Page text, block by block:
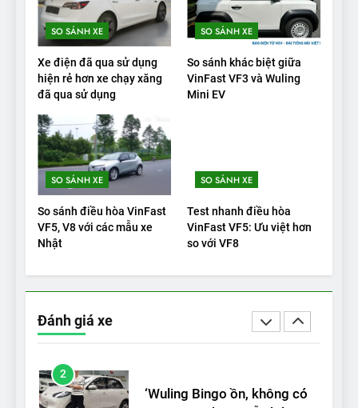
SO SÁNH XE
Xe điện đã qua sử dụng
hiện rẻ hơn xe chạy xăng
đã qua sử dụng
SO SÁNH XE
So sánh khác biệt giữa
VinFast VF3 và Wuling
Mini EV
SO SÁNH XE
So sánh điều hòa VinFast
VF5, V8 với các mẫu xe
Nhật
SO SÁNH XE
Test nhanh điều hòa
VinFast VF5: Ưu việt hơn
so với VF8
Đánh giá xe
tầm giá?
ĐÁNH GIÁ XE
20
Đánh giá: Người đam mê xe
điện Hyundai Ioniq 5 N 2025
1
Xe tốt nhất để mua năm
2025: Green Car Reports
nêu tên 5 người vào chung
kết – Mỹ
ĐÁNH GIÁ XE
‘Wuling Bingo ồn, không có
trạm sạc, nhưng vẫn bán
được nếu biết cách’
3
VinFast VF8 chinh phục Tây